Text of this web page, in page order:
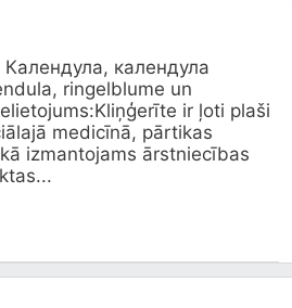
календула
ringelblume un
ir ļoti plaši
medicīnā, pārtikas
izmantojams ārstniecības